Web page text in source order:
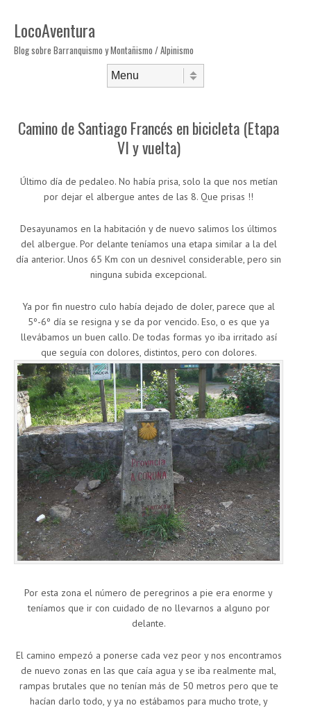
LocoAventura
Blog sobre Barranquismo y Montañismo / Alpinismo
Camino de Santiago Francés en bicicleta (Etapa
VI y vuelta)
Último día de pedaleo. No había prisa, solo la que nos metían
por dejar el albergue antes de las 8. Que prisas !!
Desayunamos en la habitación y de nuevo salimos los últimos
del albergue. Por delante teníamos una etapa similar a la del
día anterior. Unos 65 Km con un desnivel considerable, pero sin
ninguna subida excepcional.
Ya por fin nuestro culo había dejado de doler, parece que al
5º-6º día se resigna y se da por vencido. Eso, o es que ya
llevábamos un buen callo. De todas formas yo iba irritado así
que seguía con dolores, distintos, pero con dolores.
Por esta zona el número de peregrinos a pie era enorme y
teníamos que ir con cuidado de no llevarnos a alguno por
delante.
El camino empezó a ponerse cada vez peor y nos encontramos
de nuevo zonas en las que caía agua y se iba realmente mal,
rampas brutales que no tenían más de 50 metros pero que te
hacían darlo todo, y ya no estábamos para mucho trote, y